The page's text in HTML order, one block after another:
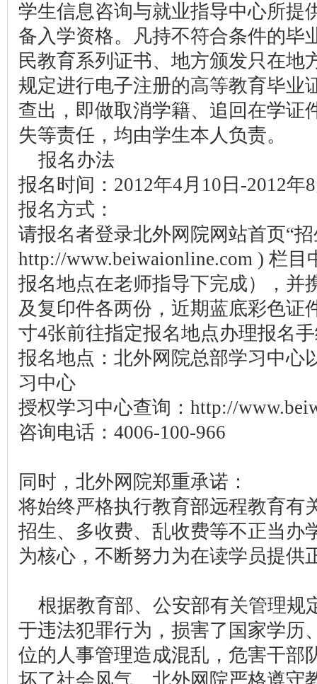
学生信息咨询与就业指导中心所提
备入学资格。凡持不符合条件的毕
民教育系列证书、地方颁发只在地
规定进行电子注册的高等教育毕业
查出，即做取消学籍、追回在学证
失等责任，均由学生本人负责。
报名办法
报名时间：2012年4月10日-2012年
报名方式：
请报名者登录北外网院网站首页“
http://www.beiwaionline.com ) 栏
报名地点在老师指导下完成），并
及复印件各两份，近期蓝底彩色证
寸4张前往指定报名地点办理报名
报名地点：北外网院总部学习中心
习中心
授权学习中心查询：http://
咨询电话：4006-100-966
同时，北外网院郑重承诺：
将始终严格执行教育部远程教育有
招生、多收费、乱收费等不正当办
为核心，不断努力为在读学员提供
根据教育部、公安部有关管理规
于违法犯罪行为，损害了国家学历
位的人事管理造成混乱，危害干部
坏了社会风气。北外网院严格遵守